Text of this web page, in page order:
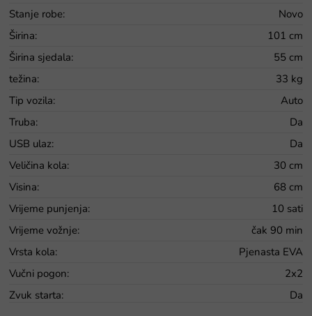
Stanje robe:
Novo
Širina:
101 cm
Širina sjedala:
55 cm
težina:
33 kg
Tip vozila:
Auto
Truba:
Da
USB ulaz:
Da
Veličina kola:
30 cm
Visina:
68 cm
Vrijeme punjenja:
10 sati
Vrijeme vožnje:
čak 90 min
Vrsta kola:
Pjenasta EVA
Vučni pogon:
2x2
Zvuk starta: Da